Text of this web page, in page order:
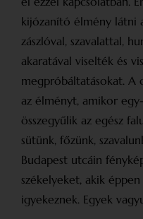
kijózanító élmény látni
zászlóval, szavalattal,
akaratával viselték és
megpróbáltatásokat. A
az élményt, amikor
összegyűlik az egész
sütünk, főzünk,
Budapest utcáin
székelyeket, akik
igyekeznek. Egyek